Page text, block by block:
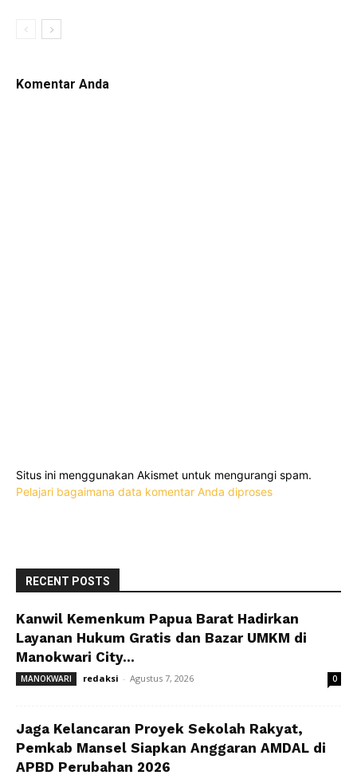
Komentar Anda
Situs ini menggunakan Akismet untuk mengurangi spam.
Pelajari bagaimana data komentar Anda diproses
RECENT POSTS
Kanwil Kemenkum Papua Barat Hadirkan
Layanan Hukum Gratis dan Bazar UMKM di
Manokwari City...
MANOKWARI redaksi - Agustus 7, 2026 0
Jaga Kelancaran Proyek Sekolah Rakyat,
Pemkab Mansel Siapkan Anggaran AMDAL di
APBD Perubahan 2026